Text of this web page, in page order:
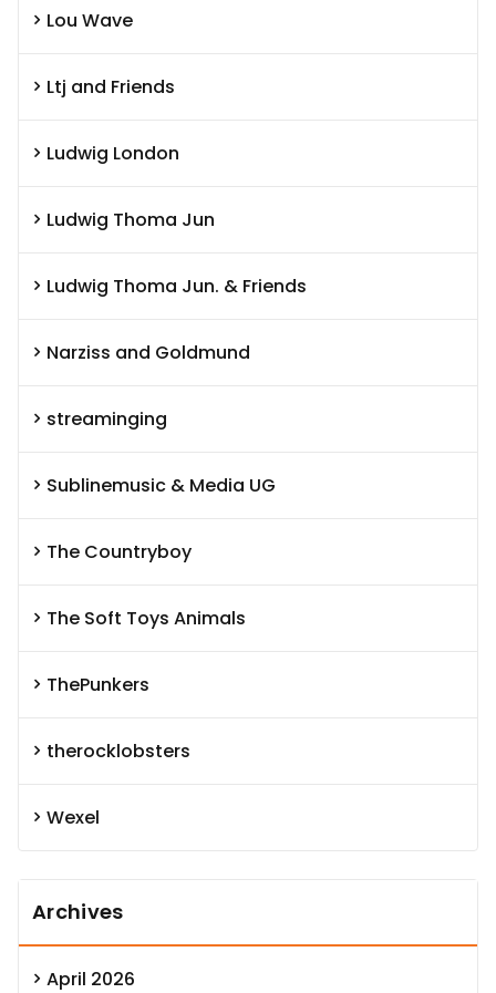
Lou Wave
Ltj and Friends
Ludwig London
Ludwig Thoma Jun
Ludwig Thoma Jun. & Friends
Narziss and Goldmund
streaminging
Sublinemusic & Media UG
The Countryboy
The Soft Toys Animals
ThePunkers
therocklobsters
Wexel
Archives
April 2026